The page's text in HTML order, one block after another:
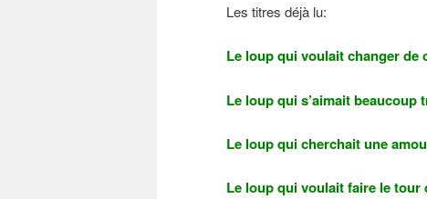
Les titres déjà lu:
Le loup qui voulait changer de
Le loup qui s’aimait beaucoup
Le loup qui cherchait une
Le loup qui voulait faire le tour